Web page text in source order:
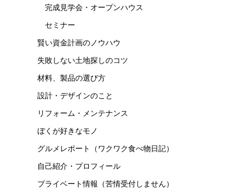
完成見学会・オープンハウス
セミナー
賢い資金計画のノウハウ
失敗しない土地探しのコツ
材料、製品の選び方
設計・デザインのこと
リフォーム・メンテナンス
ぼくが好きなモノ
グルメレポート（ワクワク食べ物日記）
自己紹介・プロフィール
プライベート情報（苦情受付しません）